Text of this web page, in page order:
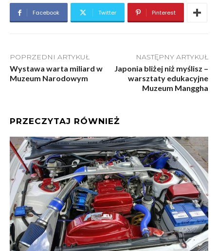
Facebook Twitter Pinterest
POPRZEDNI ARTYKUŁ
Wystawa warta miliard w
Muzeum Narodowym
NASTĘPNY ARTYKUŁ
Japonia bliżej niż myślisz –
warsztaty edukacyjne
Muzeum Manggha
PRZECZYTAJ RÓWNIEŻ